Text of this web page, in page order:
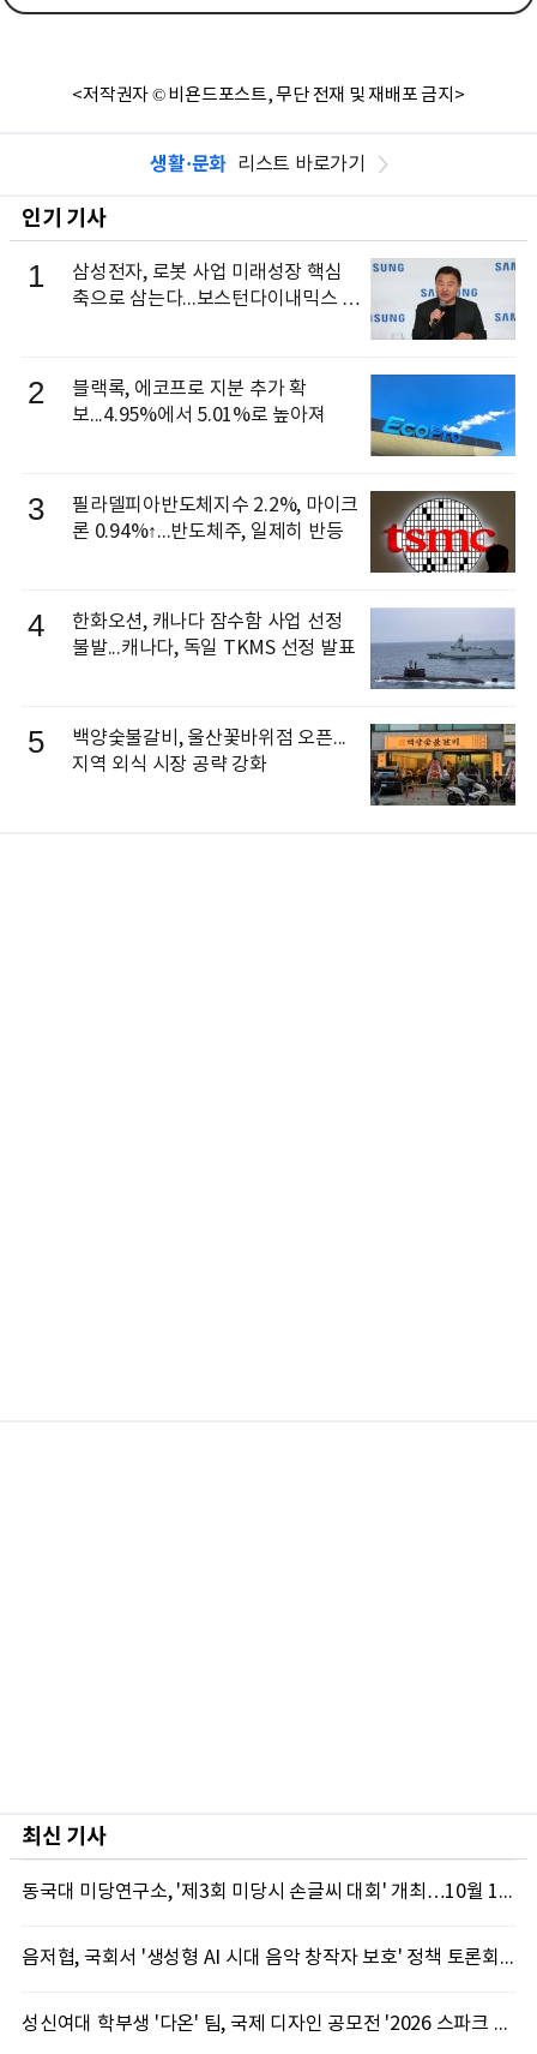
<저작권자 © 비욘드포스트, 무단 전재 및 재배포 금지>
생활·문화 리스트 바로가기
인기 기사
1
삼성전자, 로봇 사업 미래성장 핵심
축으로 삼는다...보스턴다이내믹스 출
2
블랙록, 에코프로 지분 추가 확
보...4.95%에서 5.01%로 높아져
3
필라델피아반도체지수 2.2%, 마이크
론 0.94%↑...반도체주, 일제히 반등
4
한화오션, 캐나다 잠수함 사업 선정
불발...캐나다, 독일 TKMS 선정 발표
5
백양숯불갈비, 울산꽃바위점 오픈...
지역 외식 시장 공략 강화
최신 기사
동국대 미당연구소, '제3회 미당시 손글씨 대회' 개최…10월 12일까지 접수
음저협, 국회서 '생성형 AI 시대 음악 창작자 보호' 정책 토론회 10일 개최
성신여대 학부생 '다온' 팀, 국제 디자인 공모전 '2026 스파크 어워드' 동상 수상